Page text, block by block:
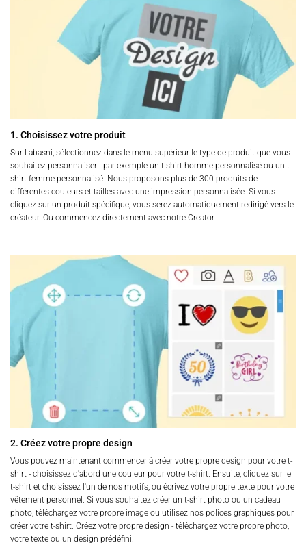
être
choisies
page
produit
1. Choisissez votre produit
Sur Labasni, sélectionnez dans le menu supérieur le type de produit que vous
souhaitez personnaliser - par exemple un t-shirt homme personnalisé ou un t-
shirt femme personnalisé. Nous proposons plus de 300 produits de
différentes couleurs et tailles avec une impression personnalisée. Si vous
cliquez sur un produit spécifique, vous serez automatiquement redirigé vers le
créateur. Ou commencez directement avec notre Creator.
2. Créez votre propre design
Vous pouvez maintenant commencer à créer votre propre design pour votre t-
shirt - choisissez d'abord une couleur pour votre t-shirt. Ensuite, cliquez sur le
t-shirt et choisissez l'un de nos motifs, ou écrivez votre propre texte pour votre
vêtement personnel. Si vous souhaitez créer un t-shirt photo ou un cadeau
photo, téléchargez votre propre image ou utilisez nos polices graphiques pour
créer votre t-shirt. Créez votre propre design - téléchargez votre propre photo,
votre texte ou un design prédéfini.